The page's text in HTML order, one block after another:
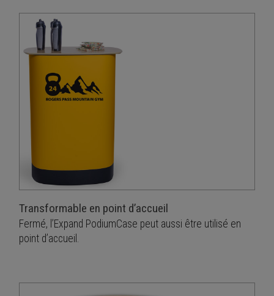
Transformable en point d’accueil
Fermé, l’Expand PodiumCase peut aussi être utilisé en
point d’accueil.